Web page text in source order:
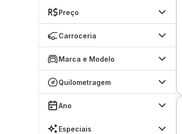
Preço
Carroceria
Marca e Modelo
Quilometragem
Ano
Especiais